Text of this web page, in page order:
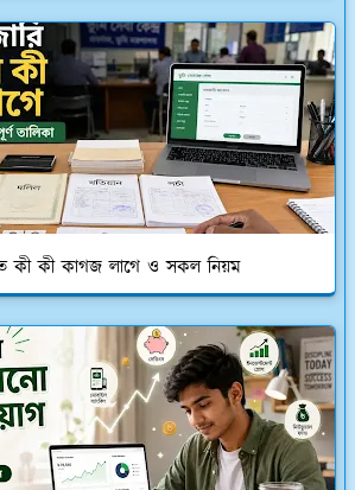
কী কী কাগজ লাগে ও সকল নিয়ম